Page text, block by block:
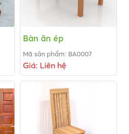
Bàn ăn ép
Mã sản phẩm: BA0007
Giá: Liên hệ